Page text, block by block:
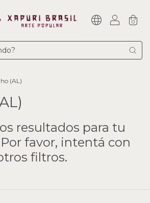
0
(AL)
resultados para tu
favor, intentá con
filtros.